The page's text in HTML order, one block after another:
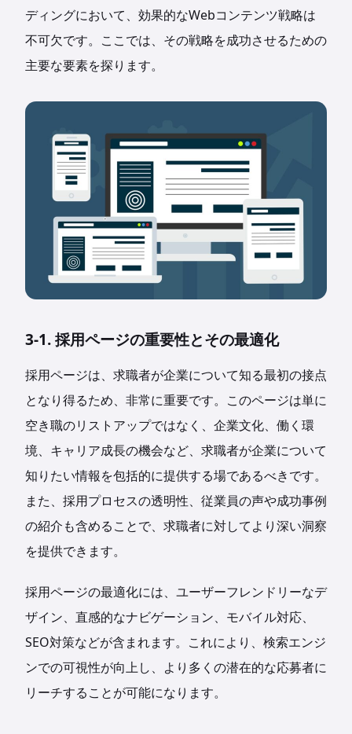
ディングにおいて、効果的なWebコンテンツ戦略は
不可欠です。ここでは、その戦略を成功させるための
主要な要素を探ります。
3-1. 採用ページの重要性とその最適化
採用ページは、求職者が企業について知る最初の接点
となり得るため、非常に重要です。このページは単に
空き職のリストアップではなく、企業文化、働く環
境、キャリア成長の機会など、求職者が企業について
知りたい情報を包括的に提供する場であるべきです。
また、採用プロセスの透明性、従業員の声や成功事例
の紹介も含めることで、求職者に対してより深い洞察
を提供できます。
採用ページの最適化には、ユーザーフレンドリーなデ
ザイン、直感的なナビゲーション、モバイル対応、
SEO対策などが含まれます。これにより、検索エンジ
ンでの可視性が向上し、より多くの潜在的な応募者に
リーチすることが可能になります。